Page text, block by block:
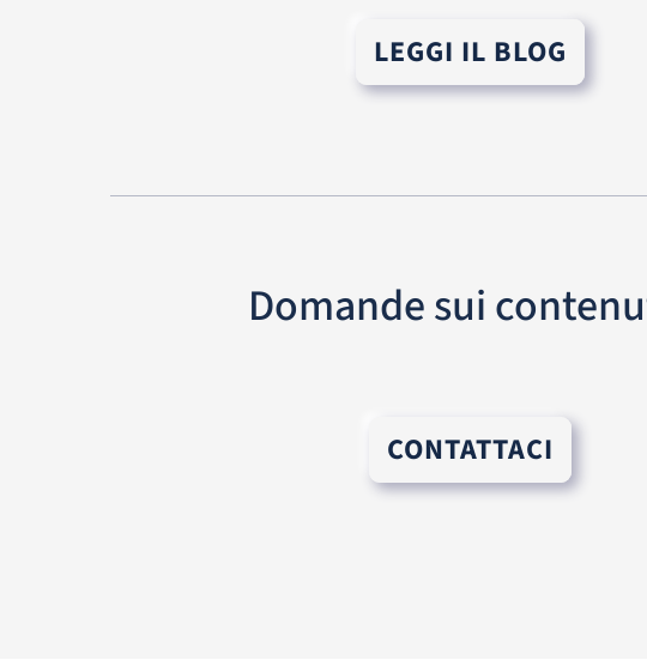
LEGGI IL BLOG
Domande sui
CONTATTACI